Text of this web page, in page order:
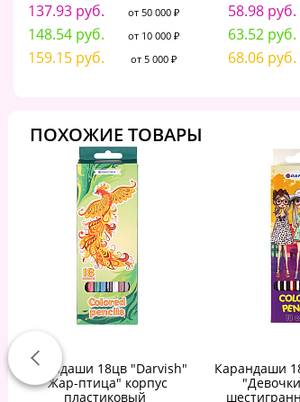
137.93 руб. от 50 000 ₽
148.54 руб. от 10 000 ₽
159.15 руб. от 5 000 ₽
58.98 руб.
63.52 руб.
68.06 руб.
ПОХОЖИЕ ТОВАРЫ
Карандаши 18цв "Darvish"
"Жар-птица" корпус
пластиковый
Карандаши